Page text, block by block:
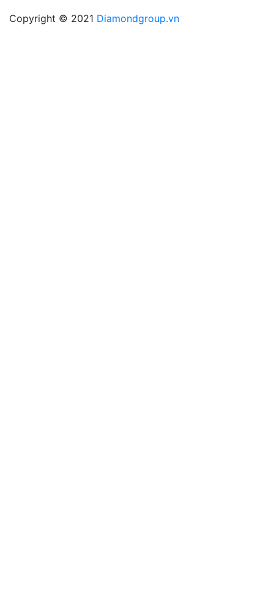
Copyright © 2021 Diamondgroup.vn